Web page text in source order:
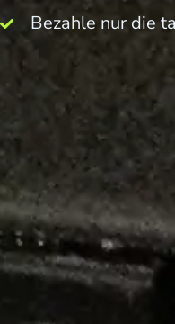
Bezahle nur die